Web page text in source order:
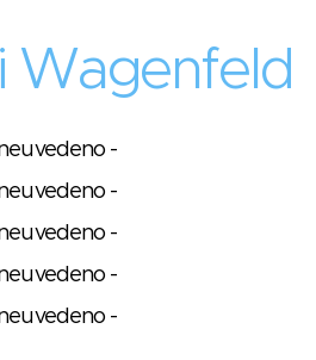
Wagenfeld
-
-
-
-
-